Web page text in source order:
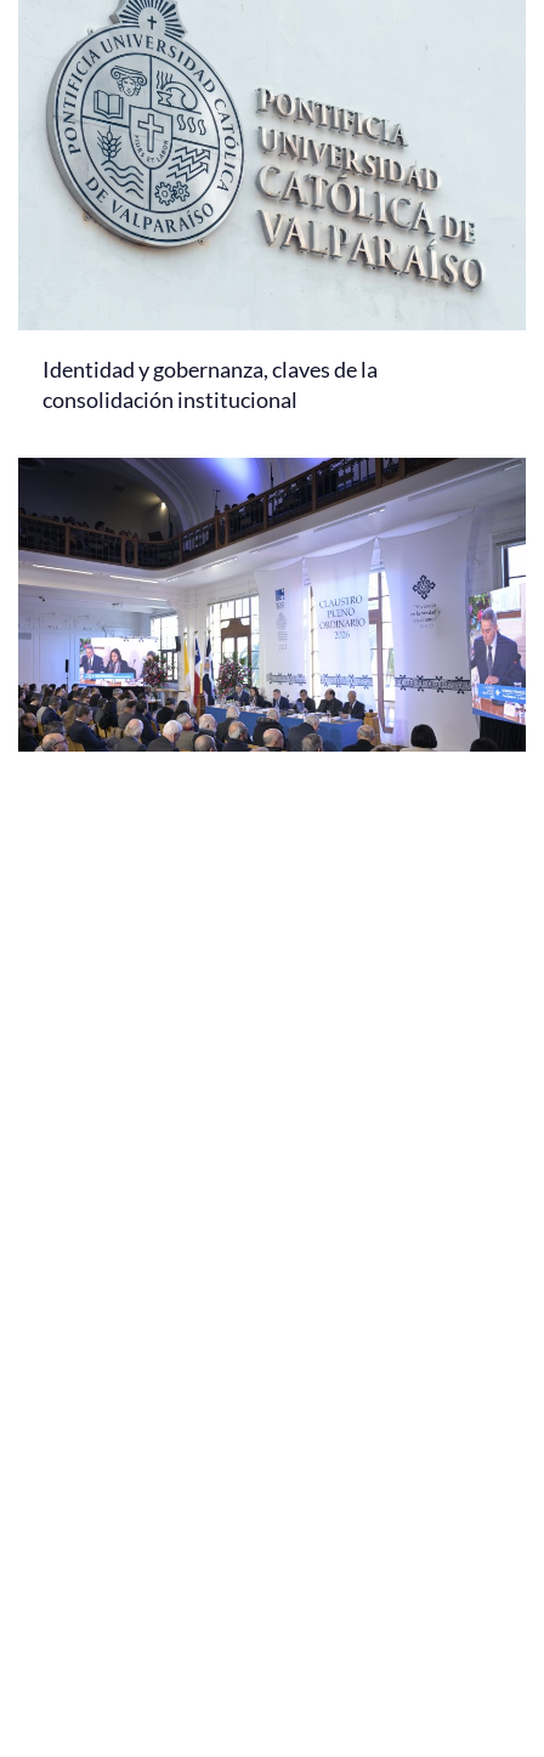
Bienestar, inclusión y acompañamiento: la
evolución de la experiencia universitaria en la
Identidad y gobernanza, claves de la